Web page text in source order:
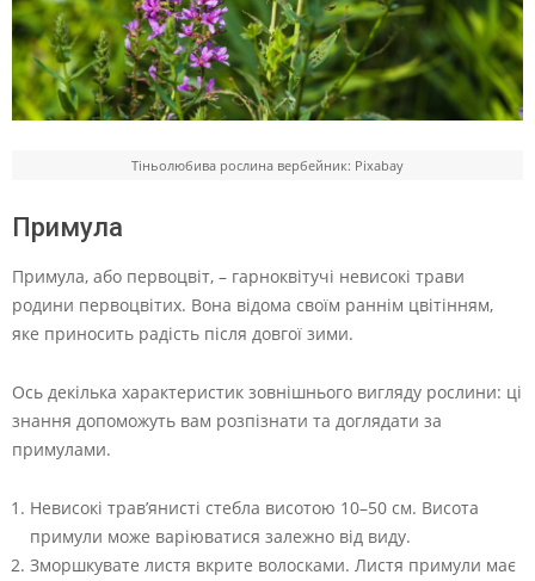
Тіньолюбива рослина вербейник: Pixabay
Примула
Примула, або первоцвіт, – гарноквітучі невисокі трави
родини первоцвітих. Вона відома своїм раннім цвітінням,
яке приносить радість після довгої зими.
Ось декілька характеристик зовнішнього вигляду рослини: ці
знання допоможуть вам розпізнати та доглядати за
примулами.
Невисокі трав’янисті стебла висотою 10–50 см. Висота
примули може варіюватися залежно від виду.
Зморшкувате листя вкрите волосками. Листя примули має